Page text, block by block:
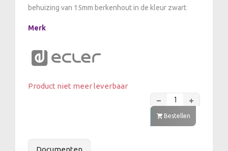
behuizing van 15mm berkenhout in de kleur zwart
Merk
Product niet meer leverbaar
Bestellen
Documenten